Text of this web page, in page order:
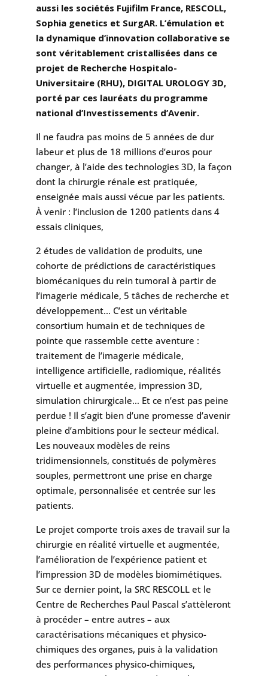
aussi les sociétés Fujifilm France, RESCOLL,
Sophia genetics et SurgAR. L’émulation et
la dynamique d’innovation collaborative se
sont véritablement cristallisées dans ce
projet de Recherche Hospitalo-
Universitaire (RHU), DIGITAL UROLOGY 3D,
porté par ces lauréats du programme
national d’Investissements d’Avenir.
Il ne faudra pas moins de 5 années de dur
labeur et plus de 18 millions d’euros pour
changer, à l’aide des technologies 3D, la façon
dont la chirurgie rénale est pratiquée,
enseignée mais aussi vécue par les patients.
À venir : l’inclusion de 1200 patients dans 4
essais cliniques,
2 études de validation de produits, une
cohorte de prédictions de caractéristiques
biomécaniques du rein tumoral à partir de
l’imagerie médicale, 5 tâches de recherche et
développement… C’est un véritable
consortium humain et de techniques de
pointe que rassemble cette aventure :
traitement de l’imagerie médicale,
intelligence artificielle, radiomique, réalités
virtuelle et augmentée, impression 3D,
simulation chirurgicale… Et ce n’est pas peine
perdue ! Il s’agit bien d’une promesse d’avenir
pleine d’ambitions pour le secteur médical.
Les nouveaux modèles de reins
tridimensionnels, constitués de polymères
souples, permettront une prise en charge
optimale, personnalisée et centrée sur les
patients.
Le projet comporte trois axes de travail sur la
chirurgie en réalité virtuelle et augmentée,
l’amélioration de l’expérience patient et
l’impression 3D de modèles biomimétiques.
Sur ce dernier point, la SRC RESCOLL et le
Centre de Recherches Paul Pascal s’attèleront
à procéder – entre autres – aux
caractérisations mécaniques et physico-
chimiques des organes, puis à la validation
des performances physico-chimiques,